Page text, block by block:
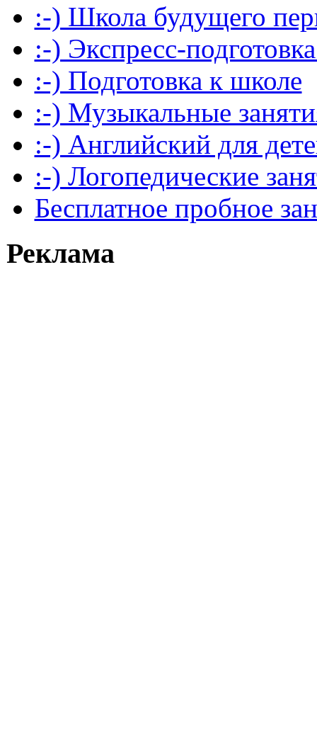
:-) Школа будущего
:-) Экспресс-
:-) Подготовка к школе
:-) Музыкальные
:-) Английский для
:-) Логопедические
Бесплатное пробное
Реклама